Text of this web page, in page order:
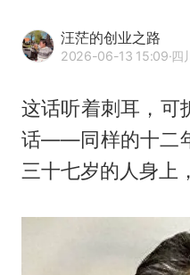
汪茫的创业之路
2026-06-13 15:09·四
这话听着刺耳，可
话——同样的十二
三十七岁的人身上